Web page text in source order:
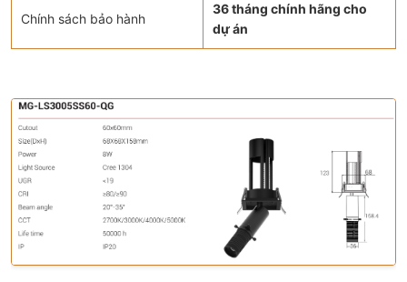
Chính sách bảo hành
36 tháng chính hãng cho
dự án